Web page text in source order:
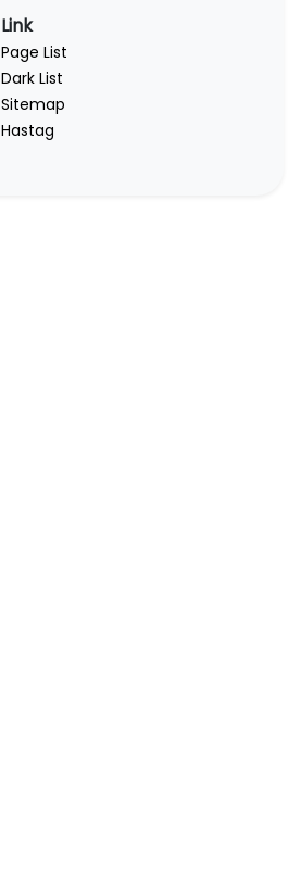
Link
Page List
Dark List
Sitemap
Hastag